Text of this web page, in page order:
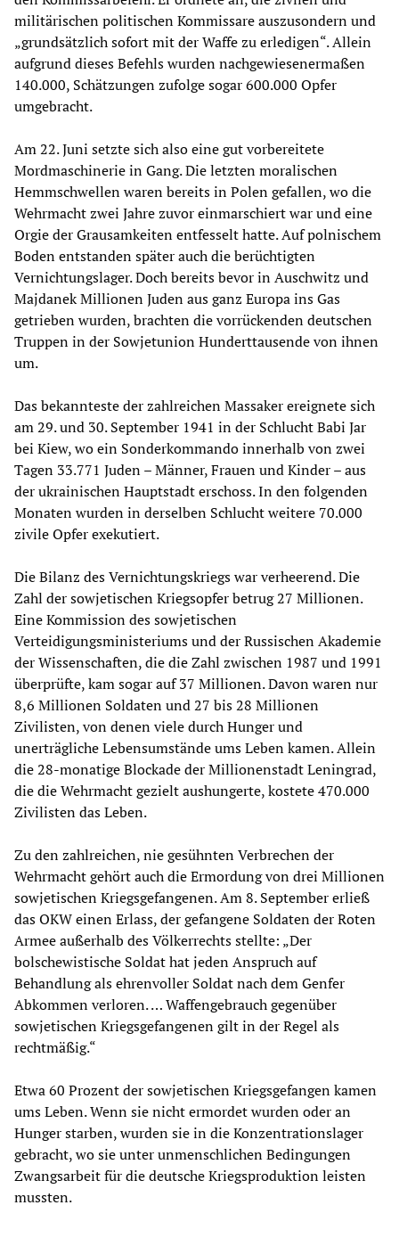
militärischen politischen Kommissare auszusondern und
„grundsätzlich sofort mit der Waffe zu erledigen“. Allein
aufgrund dieses Befehls wurden nachgewiesenermaßen
140.000, Schätzungen zufolge sogar 600.000 Opfer
umgebracht.
Am 22. Juni setzte sich also eine gut vorbereitete
Mordmaschinerie in Gang. Die letzten moralischen
Hemmschwellen waren bereits in Polen gefallen, wo die
Wehrmacht zwei Jahre zuvor einmarschiert war und eine
Orgie der Grausamkeiten entfesselt hatte. Auf polnischem
Boden entstanden später auch die berüchtigten
Vernichtungslager. Doch bereits bevor in Auschwitz und
Majdanek Millionen Juden aus ganz Europa ins Gas
getrieben wurden, brachten die vorrückenden deutschen
Truppen in der Sowjetunion Hunderttausende von ihnen
um.
Das bekannteste der zahlreichen Massaker ereignete sich
am 29. und 30. September 1941 in der Schlucht Babi Jar
bei Kiew, wo ein Sonderkommando innerhalb von zwei
Tagen 33.771 Juden – Männer, Frauen und Kinder – aus
der ukrainischen Hauptstadt erschoss. In den folgenden
Monaten wurden in derselben Schlucht weitere 70.000
zivile Opfer exekutiert.
Die Bilanz des Vernichtungskriegs war verheerend. Die
Zahl der sowjetischen Kriegsopfer betrug 27 Millionen.
Eine Kommission des sowjetischen
Verteidigungsministeriums und der Russischen Akademie
der Wissenschaften, die die Zahl zwischen 1987 und 1991
überprüfte, kam sogar auf 37 Millionen. Davon waren nur
8,6 Millionen Soldaten und 27 bis 28 Millionen
Zivilisten, von denen viele durch Hunger und
unerträgliche Lebensumstände ums Leben kamen. Allein
die 28-monatige Blockade der Millionenstadt Leningrad,
die die Wehrmacht gezielt aushungerte, kostete 470.000
Zivilisten das Leben.
Zu den zahlreichen, nie gesühnten Verbrechen der
Wehrmacht gehört auch die Ermordung von drei Millionen
sowjetischen Kriegsgefangenen. Am 8. September erließ
das OKW einen Erlass, der gefangene Soldaten der Roten
Armee außerhalb des Völkerrechts stellte: „Der
bolschewistische Soldat hat jeden Anspruch auf
Behandlung als ehrenvoller Soldat nach dem Genfer
Abkommen verloren. … Waffengebrauch gegenüber
sowjetischen Kriegsgefangenen gilt in der Regel als
rechtmäßig.“
Etwa 60 Prozent der sowjetischen Kriegsgefangen kamen
ums Leben. Wenn sie nicht ermordet wurden oder an
Hunger starben, wurden sie in die Konzentrationslager
gebracht, wo sie unter unmenschlichen Bedingungen
Zwangsarbeit für die deutsche Kriegsproduktion leisten
mussten.